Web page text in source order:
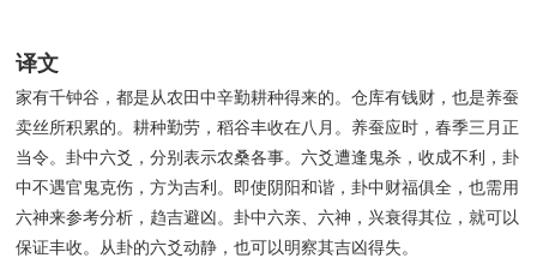
译文
家有千钟谷，都是从农田中辛勤耕种得来的。仓库有钱财，也是养蚕
卖丝所积累的。耕种勤劳，稻谷丰收在八月。养蚕应时，春季三月正
当令。卦中六爻，分别表示农桑各事。六爻遭逢鬼杀，收成不利，卦
中不遇官鬼克伤，方为吉利。即使阴阳和谐，卦中财福俱全，也需用
六神来参考分析，趋吉避凶。卦中六亲、六神，兴衰得其位，就可以
保证丰收。从卦的六爻动静，也可以明察其吉凶得失。